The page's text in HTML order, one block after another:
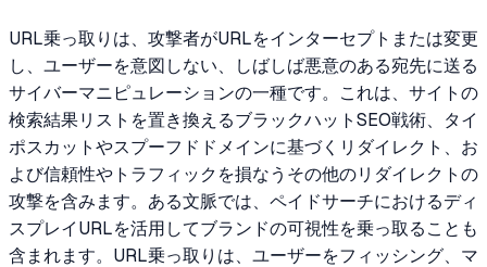
URL乗っ取りは、攻撃者がURLをインターセプトまたは変更
し、ユーザーを意図しない、しばしば悪意のある宛先に送る
サイバーマニピュレーションの一種です。これは、サイトの
検索結果リストを置き換えるブラックハットSEO戦術、タイ
ポスカットやスプーフドドメインに基づくリダイレクト、お
よび信頼性やトラフィックを損なうその他のリダイレクトの
攻撃を含みます。ある文脈では、ペイドサーチにおけるディ
スプレイURLを活用してブランドの可視性を乗っ取ることも
含まれます。URL乗っ取りは、ユーザーをフィッシング、マ